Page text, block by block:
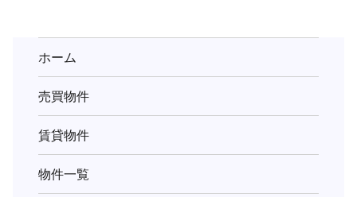
(キ
ー
ワ
ー
ド)
ホーム
売買物件
賃貸物件
物件一覧